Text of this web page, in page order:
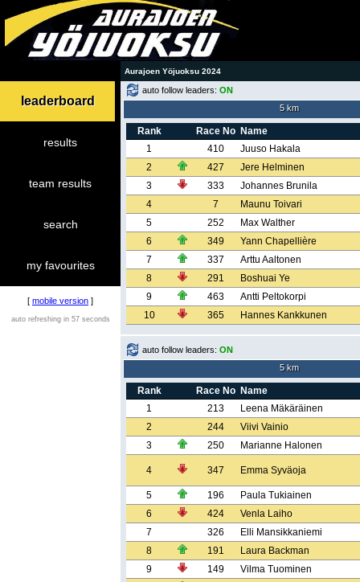
Aurajoen Yöjuoksu 2024
leaderboard
results
team results
search
my favourites
[ mobile version ]
auto refreshing in 57 seconds
auto follow leaders: ON
5 km
Rank Race No Name
1
410
Juuso Hakala
2
427
Jere Helminen
3
333
Johannes Brunila
4
7
Maunu Toivari
5
252
Max Walther
6
349
Yann Chapellière
7
337
Arttu Aaltonen
8
291
Boshuai Ye
9
463
Antti Peltokorpi
10
365 Hannes Kankkunen
auto follow leaders: ON
5 km
Rank Race No Name
1
213
Leena Mäkäräinen
2
244
Viivi Vainio
3
250 Marianne Halonen
4 347 Emma Syväoja
5 196
Paula Tukiainen
6
424
Venla Laiho
7
326
Elli Mansikkaniemi
8
191
Laura Backman
9
149
Vilma Tuominen